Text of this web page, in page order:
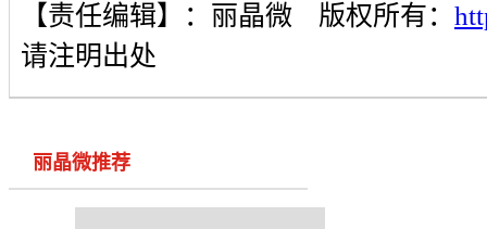
【责任编辑】： 丽晶微 版权所有：
请注明出处
丽晶微推荐